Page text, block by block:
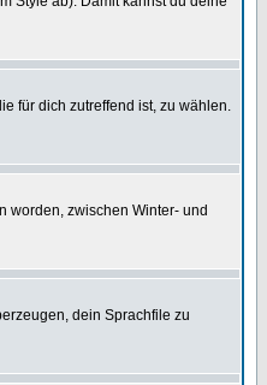
für dich zutreffend ist, zu wählen.
worden, zwischen Winter- und
dein Sprachfile zu